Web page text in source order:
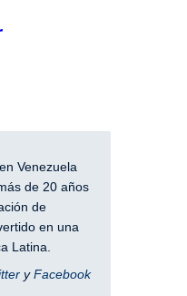
Venezuela
de 20 años
de
en una
Latina.
yFacebook